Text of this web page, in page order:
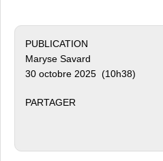
PUBLICATION
Maryse Savard
30 octobre 2025 (10h38)
PARTAGER